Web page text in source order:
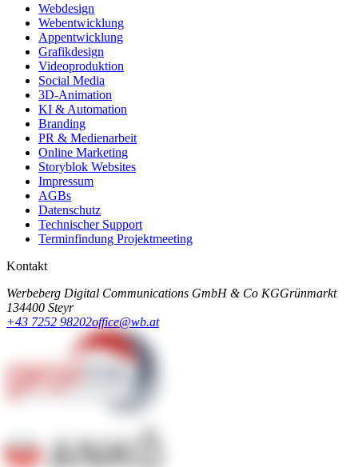
Webdesign
Webentwicklung
Appentwicklung
Grafikdesign
Videoproduktion
Social Media
3D-Animation
KI & Automation
Branding
PR & Medienarbeit
Online Marketing
Storyblok Websites
Impressum
AGBs
Datenschutz
Technischer Support
Terminfindung Projektmeeting
Kontakt
Werbeberg Digital Communications GmbH & Co KGGrünmarkt
134400 Steyr
+43 7252 98202office@wb.at